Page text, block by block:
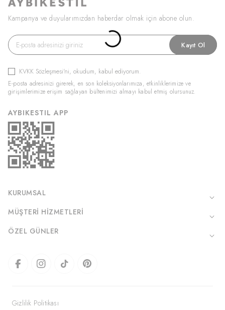
Kampanya ve duyularımızdan haberdar olmak için abone olun.
Kayıt Ol
KVKK Sözleşmesi'ni, okudum, kabul ediyorum.
E-posta adresinizi girerek, en son koleksiyonlarımıza, etkinliklerimize ve
girişimlerimize erişim sağlayan bültenimizi almayı kabul etmiş olursunuz.
AYBIKESTIL APP
KURUMSAL
MÜŞTERI HIZMETLERI
ÖZEL GÜNLER
Gizlilik Politikası